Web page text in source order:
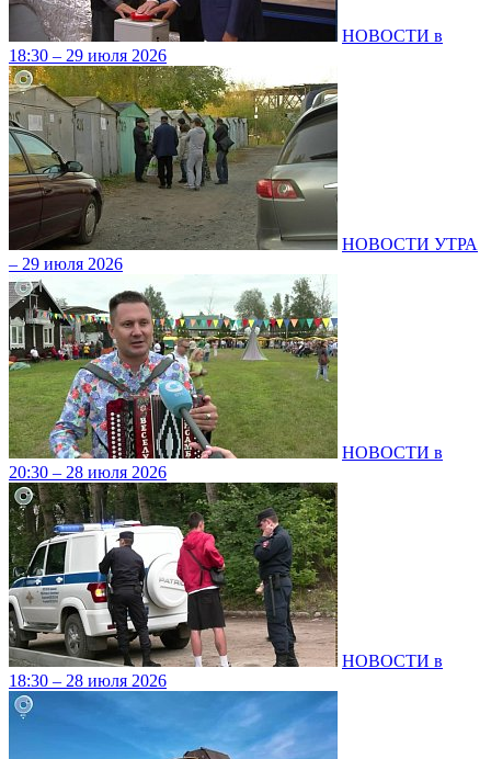
НОВОСТИ в
18:30 – 29 июля 2026
НОВОСТИ УТРА
– 29 июля 2026
НОВОСТИ в
20:30 – 28 июля 2026
НОВОСТИ в
18:30 – 28 июля 2026